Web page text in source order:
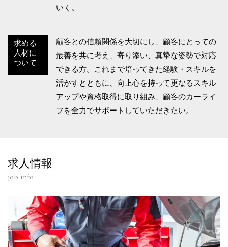
いく。
求める
人材に
ついて
顧客との信頼関係を大切にし、顧客にとっての
最善を共に考え、寄り添い、真摯な姿勢で対応
できる方。これまで培ってきた経験・スキルを
活かすとともに、向上心を持って更なるスキル
アップや資格取得に取り組み、顧客のカーライ
フを全力でサポートしていただきたい。
求人情報
job info